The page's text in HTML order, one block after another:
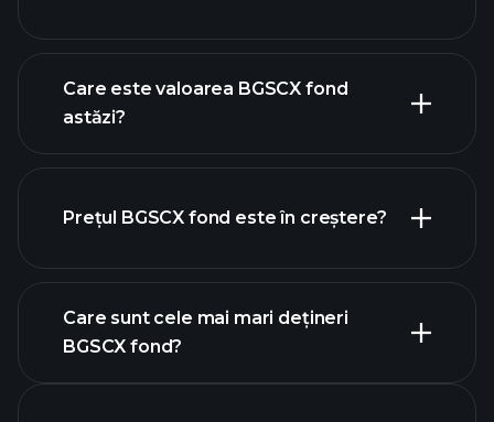
Care este valoarea BGSCX fond
astăzi?
graficul avansat
Prețul BGSCX fond este în creștere?
Care sunt cele mai mari dețineri
BGSCX fond?